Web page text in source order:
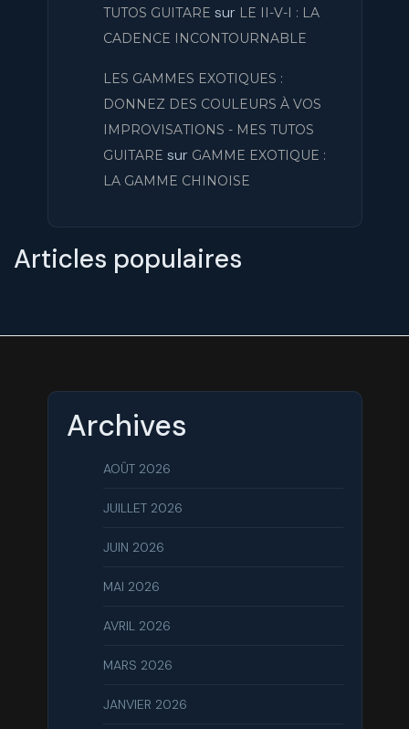
TUTOS GUITARE sur LE II-V-I : LA
CADENCE INCONTOURNABLE
LES GAMMES EXOTIQUES :
DONNEZ DES COULEURS À VOS
IMPROVISATIONS - MES TUTOS
GUITARE sur GAMME EXOTIQUE :
LA GAMME CHINOISE
Articles populaires
Archives
AOÛT 2026
JUILLET 2026
JUIN 2026
MAI 2026
AVRIL 2026
MARS 2026
JANVIER 2026